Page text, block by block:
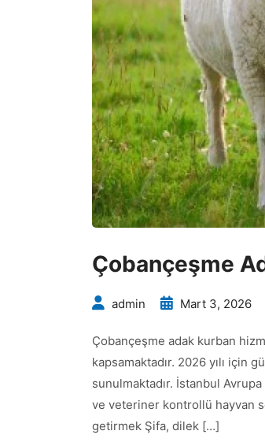
Çobançeşme
admin Mart 3, 2026
Çobançeşme adak kurban
kapsamaktadır. 2026 yılı için
sunulmaktadır. İstanbul
ve veteriner kontrollü hayvan
getirmek Şifa, dilek […]